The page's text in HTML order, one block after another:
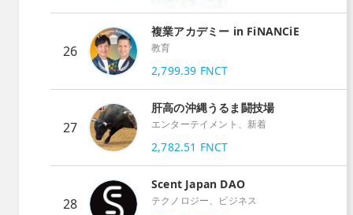
26
複業アカデミー in FiNANCiE
教育
2,799.39 FNCT
27
肝高の沖縄うるま闘技場
エンターテイメント、新着
2,782.51 FNCT
28
Scent Japan DAO
テクノロジー、ビジネス